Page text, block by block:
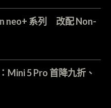
neo+ 系列 改配 Non-
Mini 5 Pro 首降九折、